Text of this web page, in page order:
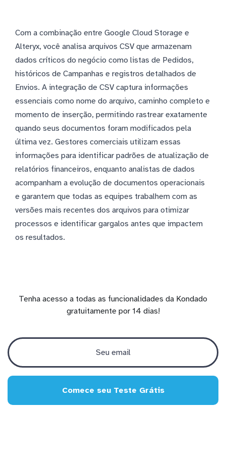
Com a combinação entre Google Cloud Storage e
Alteryx, você analisa arquivos CSV que armazenam
dados críticos do negócio como listas de Pedidos,
históricos de Campanhas e registros detalhados de
Envios. A integração de CSV captura informações
essenciais como nome do arquivo, caminho completo e
momento de inserção, permitindo rastrear exatamente
quando seus documentos foram modificados pela
última vez. Gestores comerciais utilizam essas
informações para identificar padrões de atualização de
relatórios financeiros, enquanto analistas de dados
acompanham a evolução de documentos operacionais
e garantem que todas as equipes trabalhem com as
versões mais recentes dos arquivos para otimizar
processos e identificar gargalos antes que impactem
os resultados.
Tenha acesso a todas as funcionalidades da Kondado
gratuitamente por 14 dias!
Comece seu Teste Grátis